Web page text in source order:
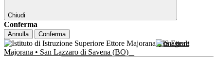
Chiudi
Conferma
Annulla Conferma
IIS Ettore
Majorana • San Lazzaro di Savena (BO)